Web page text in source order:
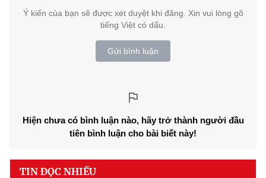
Ý kiến của bạn sẽ được xét duyệt khi đăng. Xin vui lòng gõ
tiếng Việt có dấu.
Gửi bình luận
Hiện chưa có bình luận nào, hãy trở thành người đầu
tiên bình luận cho bài biết này!
TIN ĐỌC NHIỀU